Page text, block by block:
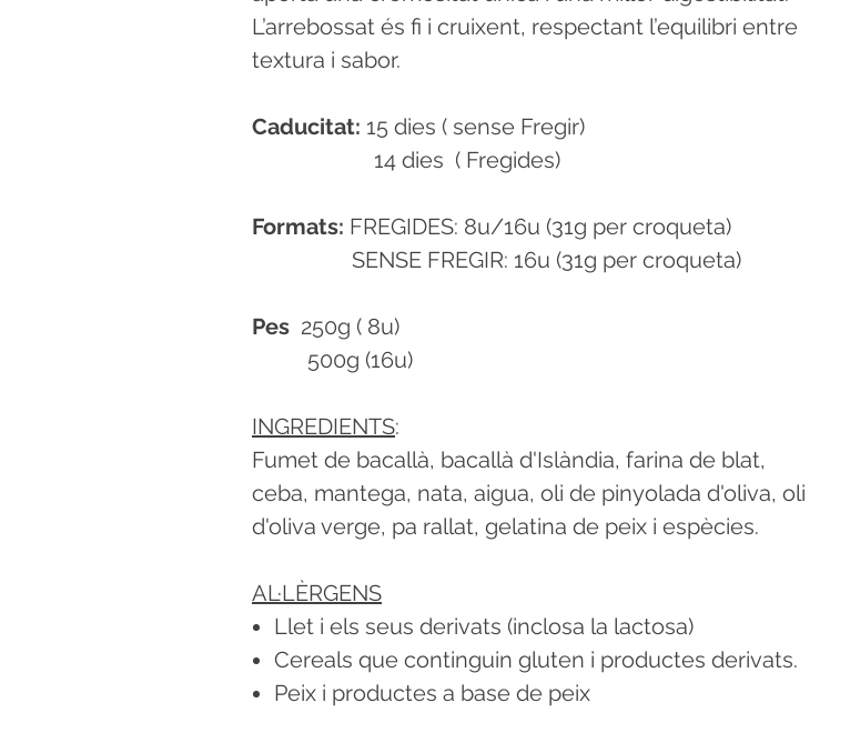
L’arrebossat és fi i cruixent, respectant l’equilibri entre
textura i sabor.
Caducitat: 15 dies ( sense Fregir)
14 dies ( Fregides)
Formats: FREGIDES: 8u/16u (31g per croqueta)
SENSE FREGIR: 16u (31g per croqueta)
Pes 250g ( 8u)
500g (16u)
INGREDIENTS:
Fumet de bacallà, bacallà d'Islàndia, farina de blat,
ceba, mantega, nata, aigua, oli de pinyolada d'oliva, oli
d'oliva verge, pa rallat, gelatina de peix i espècies.
AL·LÈRGENS
Llet i els seus derivats (inclosa la lactosa)
Cereals que continguin gluten i productes derivats.
Peix i productes a base de peix